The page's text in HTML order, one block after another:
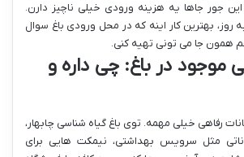
این جور جاها یه هزینه ورودی خیلی ناچیز دارن.
روز، بهترین کار اینه که در محل ورودی باغ سوال
همون جا می تونی تهیه کنی.
موجود در باغ: چی داره و
رفاهی خیلی مهمه. توی باغ گیاه شناسی چابهار،
مثل سرویس بهداشتی، نیمکت هایی برای